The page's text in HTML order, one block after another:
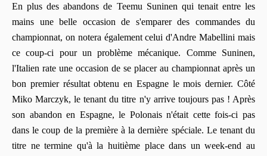
En plus des abandons de Teemu Suninen qui tenait entre les
mains une belle occasion de s'emparer des commandes du
championnat, on notera également celui d'Andre Mabellini mais
ce coup-ci pour un problème mécanique. Comme Suninen,
l'Italien rate une occasion de se placer au championnat après un
bon premier résultat obtenu en Espagne le mois dernier. Côté
Miko Marczyk, le tenant du titre n'y arrive toujours pas ! Après
son abandon en Espagne, le Polonais n'était cette fois-ci pas
dans le coup de la première à la dernière spéciale. Le tenant du
titre ne termine qu'à la huitième place dans un week-end au